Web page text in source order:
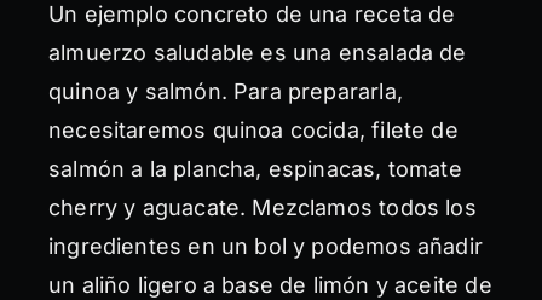
Un ejemplo concreto de una receta de
almuerzo saludable es una ensalada de
quinoa y salmón. Para prepararla,
necesitaremos quinoa cocida, filete de
salmón a la plancha, espinacas, tomate
cherry y aguacate. Mezclamos todos los
ingredientes en un bol y podemos añadir
un aliño ligero a base de limón y aceite de